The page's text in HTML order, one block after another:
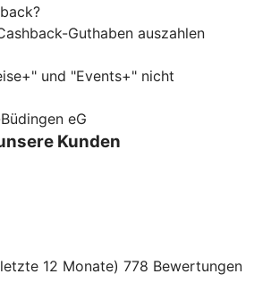
Guthaben auszahlen
und "Events+" nicht
eG
Kunden
12 Monate) 778 Bewertungen